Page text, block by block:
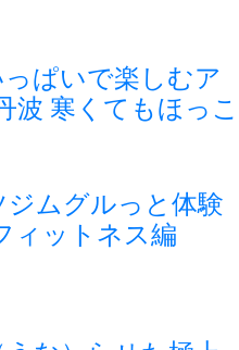
ぱいで楽しむア
波 寒くてもほっこ
ムグルっと体験
ィットネス編